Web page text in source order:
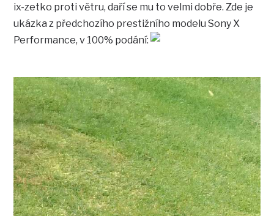
ix-zetko proti větru, daří se mu to velmi dobře. Zde je
ukázka z předchozího prestižního modelu Sony X
Performance, v 100% podání: